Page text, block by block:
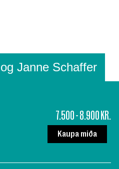
Janne Schaffer
7.500 - 8.900 KR.
Kaupa miða